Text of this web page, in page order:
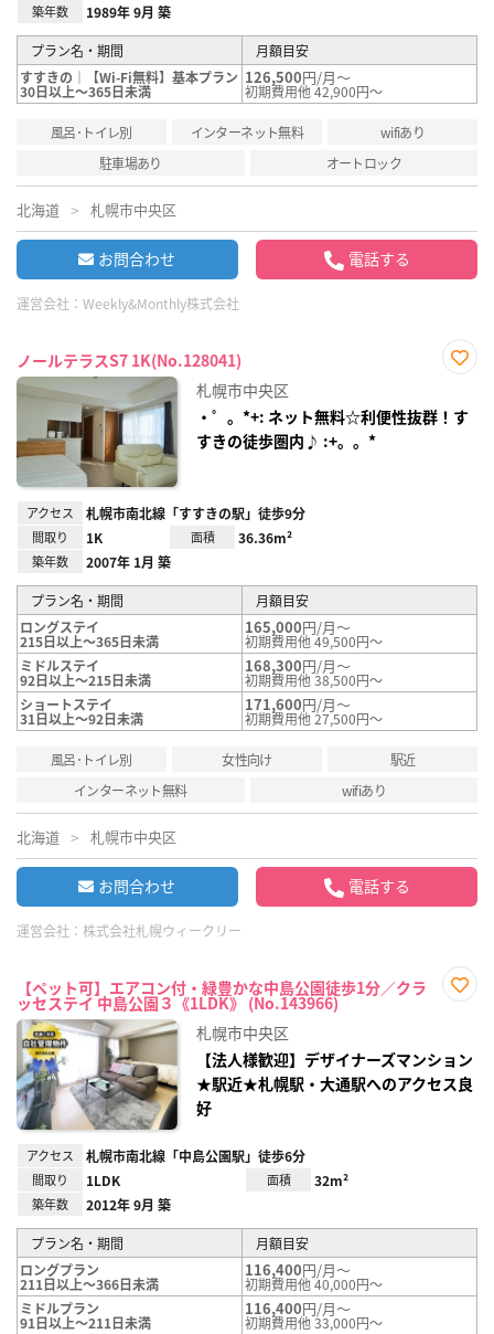
築年数 1989年 9月 築
プラン名・期間
月額目安
すすきの｜【Wi-Fi無料】基本プラン
30日以上～365日未満
126,500円/月～
初期費用他 42,900円～
風呂･トイレ別 インターネット無料
wifiあり
駐車場あり
オートロック
北海道 札幌市中央区
お問合わせ 電話する
運営会社： Weekly&Monthly株式会社
ノールテラスS7 1K(No.128041)
り登
録
札幌市中央区
・゜。*+: ネット無料☆利便性抜群！す
すきの徒歩圏内♪ :+。。*
アクセス 札幌市南北線「すすきの駅」徒歩9分
間取り 1K 面積 36.36m²
築年数 2007年 1月 築
プラン名・期間
月額目安
ロングステイ
215日以上～365日未満
165,000円/月～
初期費用他 49,500円～
ミドルステイ
92日以上～215日未満
168,300円/月～
初期費用他 38,500円～
ショートステイ
31日以上～92日未満
171,600円/月～
初期費用他 27,500円～
風呂･トイレ別 女性向け
駅近
インターネット無料
wifiあり
北海道 札幌市中央区
お問合わせ 電話する
運営会社： 株式会社札幌ウィークリー
【ペット可】エアコン付・緑豊かな中島公園徒歩1分／クラ
ッセステイ 中島公園３《1LDK》 (No.143966)
録
札幌市中央区
【法人様歓迎】デザイナーズマンション
★駅近★札幌駅・大通駅へのアクセス良
好
アクセス 札幌市南北線「中島公園駅」徒歩6分
間取り 1LDK 面積 32m²
築年数 2012年 9月 築
プラン名・期間
月額目安
ロングプラン
211日以上～366日未満
116,400円/月～
初期費用他 40,000円～
ミドルプラン
91日以上～211日未満
116,400円/月～
初期費用他 33,000円～